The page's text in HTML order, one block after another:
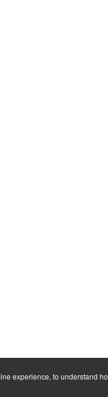
experience, to understand